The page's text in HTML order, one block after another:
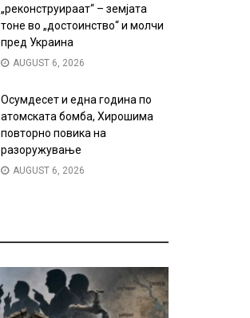
„реконструираат“ – земјата
тоне во „достоинство“ и молчи
пред Украина
AUGUST 6, 2026
Осумдесет и една година по
атомската бомба, Хирошима
повторно повика на
разоружување
AUGUST 6, 2026